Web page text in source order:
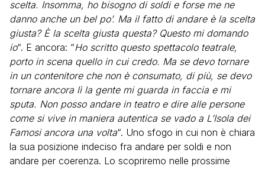
scelta. Insomma, ho bisogno di soldi e forse me ne
danno anche un bel po’. Ma il fatto di andare è la scelta
giusta? È la scelta giusta questa? Questo mi domando
io“. E ancora: “Ho scritto questo spettacolo teatrale,
porto in scena quello in cui credo. Ma se devo tornare
in un contenitore che non è consumato, di più, se devo
tornare ancora lì la gente mi guarda in faccia e mi
sputa. Non posso andare in teatro e dire alle persone
come si vive in maniera autentica se vado a L’Isola dei
Famosi ancora una volta“. Uno sfogo in cui non è chiara
la sua posizione indeciso fra andare per soldi e non
andare per coerenza. Lo scopriremo nelle prossime